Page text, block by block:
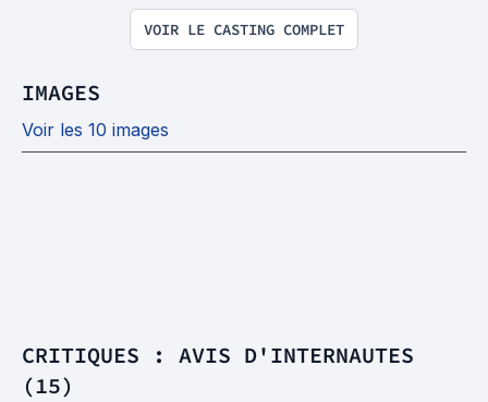
VOIR LE CASTING COMPLET
IMAGES
Voir les 10 images
CRITIQUES : AVIS D'INTERNAUTES
(15)